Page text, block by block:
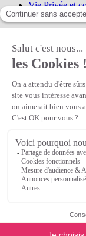
Vie Privée et
Qui sommes-
la référence en perles
perles en ligne, telles
et cristaux et strass
apprêts en Argent
Matière Première
Première
Veuillez patienter...
Continuer vos achats